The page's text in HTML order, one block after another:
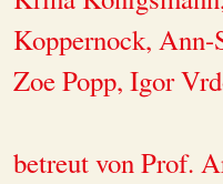
Koppernock, Ann-
Zoe Popp, Igor
betreut von Prof.